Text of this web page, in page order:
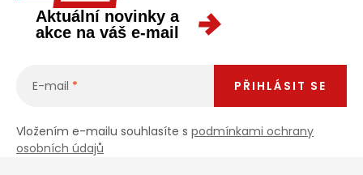
Aktuální novinky a
akce na váš e-mail
E-mail
Vložením e-mailu souhlasíte s podmínkami ochrany
osobních údajů
PŘIHLÁSIT SE